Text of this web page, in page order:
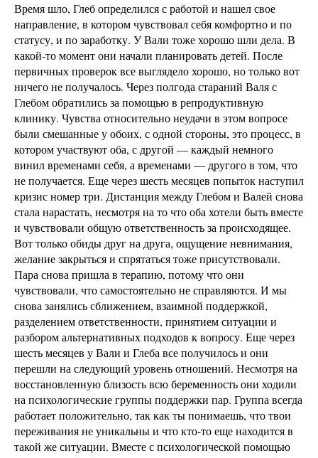
Время шло, Глеб определился с работой и нашел свое
направление, в котором чувствовал себя комфортно и по
статусу, и по заработку. У Вали тоже хорошо шли дела. В
какой-то момент они начали планировать детей. После
первичных проверок все выглядело хорошо, но только вот
ничего не получалось. Через полгода стараний Валя с
Глебом обратились за помощью в репродуктивную
клинику. Чувства относительно неудачи в этом вопросе
были смешанные у обоих, с одной стороны, это процесс, в
котором участвуют оба, с другой — каждый немного
винил временами себя, а временами — другого в том, что
не получается. Еще через шесть месяцев попыток наступил
кризис номер три. Дистанция между Глебом и Валей снова
стала нарастать, несмотря на то что оба хотели быть вместе
и чувствовали общую ответственность за происходящее.
Вот только обиды друг на друга, ощущение невнимания,
желание закрыться и спрятаться тоже присутствовали.
Пара снова пришла в терапию, потому что они
чувствовали, что самостоятельно не справляются. И мы
снова занялись сближением, взаимной поддержкой,
разделением ответственности, принятием ситуации и
разбором альтернативных подходов к вопросу. Еще через
шесть месяцев у Вали и Глеба все получилось и они
перешли на следующий уровень отношений. Несмотря на
восстановленную близость всю беременность они ходили
на психологические группы поддержки пар. Группа всегда
работает положительно, так как ты понимаешь, что твои
переживания не уникальны и что кто-то еще находится в
такой же ситуации. Вместе с психологической помощью